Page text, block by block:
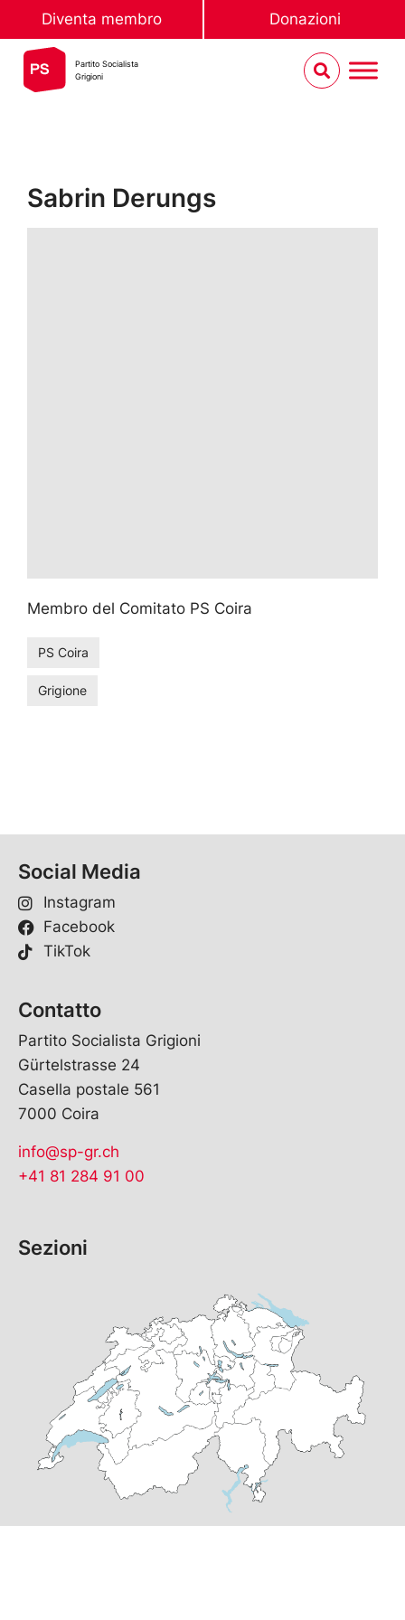
Diventa membro Donazioni
Partito Socialista
Grigioni
Sabrin Derungs
Membro del Comitato PS Coira
PS Coira
Grigione
Social Media
Instagram
Facebook
TikTok
Contatto
Partito Socialista Grigioni
Gürtelstrasse 24
Casella postale 561
7000 Coira
info@sp-gr.ch
+41 81 284 91 00
Sezioni